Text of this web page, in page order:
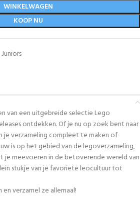
WINKELWAGEN
KOOP NU
Juniors
van een uitgebreide selectie Lego
ontdekken. Of je nu op zoek bent naar
je verzameling compleet te maken of
is op het gebied van de legoverzameling,
je meevoeren in de betoverende wereld van
stukje van je favoriete leocultuur tot
verzamel ze allemaal!